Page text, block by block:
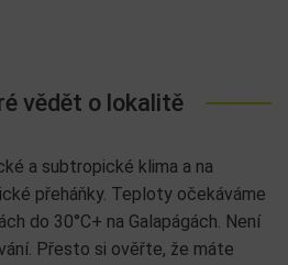
vědět o lokalitě
a subtropické klima a na
přeháňky. Teploty očekáváme
do 30°C+ na Galapágách. Není
Přesto si ověřte, že máte